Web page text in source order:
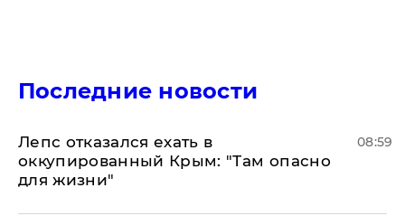
Последние новости
Лепс отказался ехать в
оккупированный Крым: "Там опасно
для жизни"
08:59